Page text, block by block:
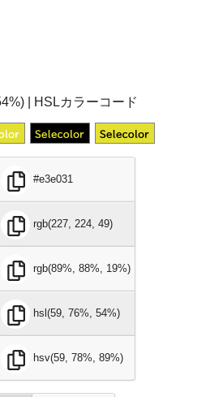
| HSLカラーコード
#e3e031
rgb(227, 224, 49)
rgb(89%, 88%, 19%)
hsl(59, 76%, 54%)
hsv(59, 78%, 89%)